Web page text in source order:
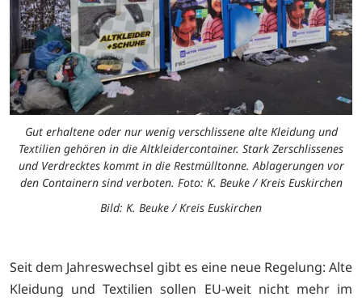
Gut erhaltene oder nur wenig verschlissene alte Kleidung und
Textilien gehören in die Altkleidercontainer. Stark Zerschlissenes
und Verdrecktes kommt in die Restmülltonne. Ablagerungen vor
den Containern sind verboten. Foto: K. Beuke / Kreis Euskirchen
Bild: K. Beuke / Kreis Euskirchen
Seit dem Jahreswechsel gibt es eine neue Regelung: Alte
Kleidung und Textilien sollen EU-weit nicht mehr im